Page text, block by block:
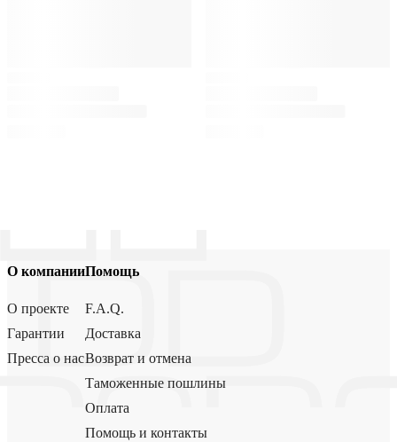
О компании
О проекте
Гарантии
Пресса о нас
Помощь
F.A.Q.
Доставка
Возврат и отмена
Таможенные пошлины
Оплата
Помощь и контакты